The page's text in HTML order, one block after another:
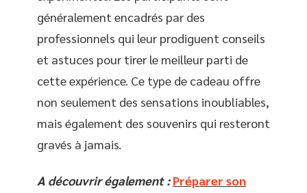
généralement encadrés par des
professionnels qui leur prodiguent conseils
et astuces pour tirer le meilleur parti de
cette expérience. Ce type de cadeau offre
non seulement des sensations inoubliables,
mais également des souvenirs qui resteront
gravés à jamais.
A découvrir également : Préparer son